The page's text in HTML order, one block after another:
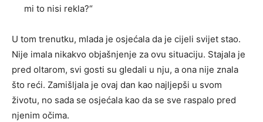
mi to nisi rekla?“
U tom trenutku, mlada je osjećala da je cijeli svijet stao.
Nije imala nikakvo objašnjenje za ovu situaciju. Stajala je
pred oltarom, svi gosti su gledali u nju, a ona nije znala
što reći. Zamišljala je ovaj dan kao najljepši u svom
životu, no sada se osjećala kao da se sve raspalo pred
njenim očima.